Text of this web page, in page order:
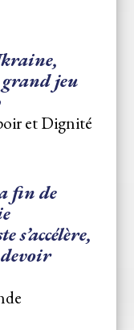
grand jeu
et Dignité
fin de
s’accélère,